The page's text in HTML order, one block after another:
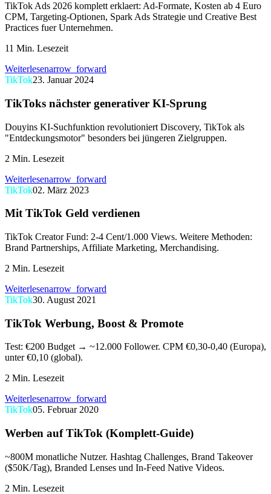
TikTok Ads 2026 komplett erklaert: Ad-Formate, Kosten ab 4 Euro
CPM, Targeting-Optionen, Spark Ads Strategie und Creative Best
Practices fuer Unternehmen.
11 Min. Lesezeit
Weiterlesenarrow_forward
TikTok23. Januar 2024
TikToks nächster generativer KI-Sprung
Douyins KI-Suchfunktion revolutioniert Discovery, TikTok als
"Entdeckungsmotor" besonders bei jüngeren Zielgruppen.
2 Min. Lesezeit
Weiterlesenarrow_forward
TikTok02. März 2023
Mit TikTok Geld verdienen
TikTok Creator Fund: 2-4 Cent/1.000 Views. Weitere Methoden:
Brand Partnerships, Affiliate Marketing, Merchandising.
2 Min. Lesezeit
Weiterlesenarrow_forward
TikTok30. August 2021
TikTok Werbung, Boost & Promote
Test: €200 Budget → ~12.000 Follower. CPM €0,30-0,40 (Europa),
unter €0,10 (global).
2 Min. Lesezeit
Weiterlesenarrow_forward
TikTok05. Februar 2020
Werben auf TikTok (Komplett-Guide)
~800M monatliche Nutzer. Hashtag Challenges, Brand Takeover
($50K/Tag), Branded Lenses und In-Feed Native Videos.
2 Min. Lesezeit